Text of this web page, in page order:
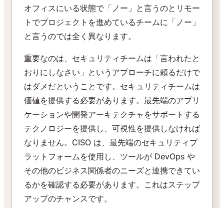
オフィスにいる状態で「ノー」と言うのとリモー
トでプロジェクトを進めているチームに「ノー」
と言うのでは全く異なります。
重要なのは、セキュリティチームは「言われたと
おりにしなさい」というアプローチに頼るだけで
はダメだということです。セキュリティチームは
価値を提供する必要があります。最先端のアプリ
ケーションや開発アーキテクチャをサポートする
テクノロジーを提供し、可視性を提供しなければ
なりません。CISO は、最先端のセキュリティプ
ラットフォームを使用し、ツールが DevOps や
その他のビジネス関係者のニーズと連携できてい
るかを確認する必要があります。これはステップ
アップのチャンスです。